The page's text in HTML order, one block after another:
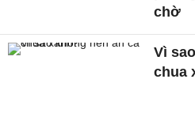
chờ
Vì
chua